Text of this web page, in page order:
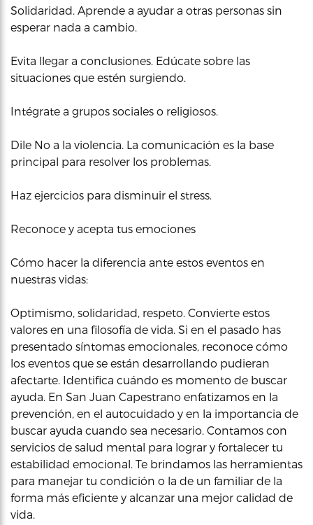
Solidaridad. Aprende a ayudar a otras personas sin
esperar nada a cambio.
Evita llegar a conclusiones. Edúcate sobre las
situaciones que estén surgiendo.
Intégrate a grupos sociales o religiosos.
Dile No a la violencia. La comunicación es la base
principal para resolver los problemas.
Haz ejercicios para disminuir el stress.
Reconoce y acepta tus emociones
Cómo hacer la diferencia ante estos eventos en
nuestras vidas:
Optimismo, solidaridad, respeto. Convierte estos
valores en una filosofía de vida. Si en el pasado has
presentado síntomas emocionales, reconoce cómo
los eventos que se están desarrollando pudieran
afectarte. Identifica cuándo es momento de buscar
ayuda. En San Juan Capestrano enfatizamos en la
prevención, en el autocuidado y en la importancia de
buscar ayuda cuando sea necesario. Contamos con
servicios de salud mental para lograr y fortalecer tu
estabilidad emocional. Te brindamos las herramientas
para manejar tu condición o la de un familiar de la
forma más eficiente y alcanzar una mejor calidad de
vida.